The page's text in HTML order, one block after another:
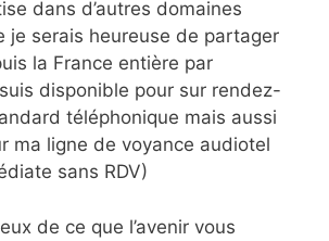
dans d’autres domaines
je serais heureuse de partager
la France entière par
disponible pour sur rendez-
téléphonique mais aussi
ma ligne de voyance audiotel
sans RDV)
de ce que l’avenir vous